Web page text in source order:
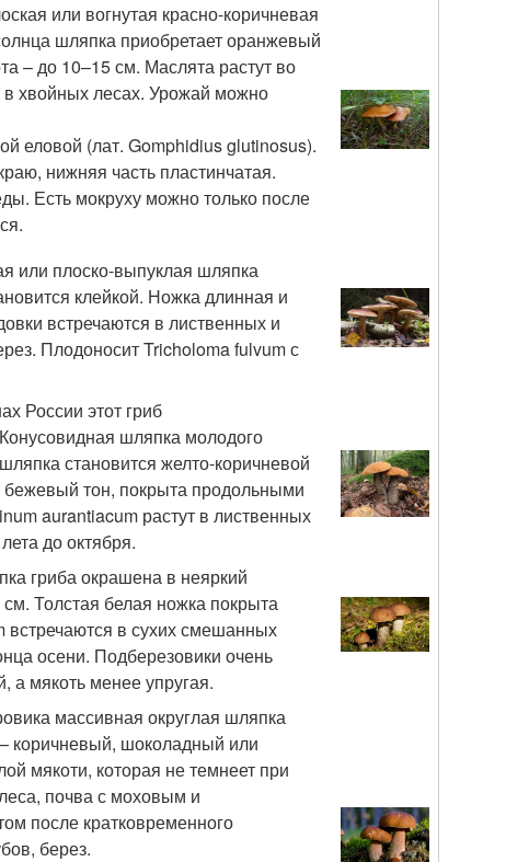
или вогнутая красно-коричневая
шляпка приобретает оранжевый
– до 10–15 см. Маслята растут во
в хвойных лесах. Урожай можно
еловой (лат. Gomphidius glutinosus).
нижняя часть пластинчатая.
Есть мокруху можно только после
или плоско-выпуклая шляпка
клейкой. Ножка длинная и
встречаются в лиственных и
Плодоносит Tricholoma fulvum с
России этот гриб
шляпка молодого
становится желто-коричневой
тон, покрыта продольными
aurantiacum растут в лиственных
до октября.
гриба окрашена в неяркий
Толстая белая ножка покрыта
в сухих смешанных
осени. Подберезовики очень
а мякоть менее упругая.
массивная округлая шляпка
коричневый, шоколадный или
мякоти, которая не темнеет при
почва с моховым и
после кратковременного
берез.